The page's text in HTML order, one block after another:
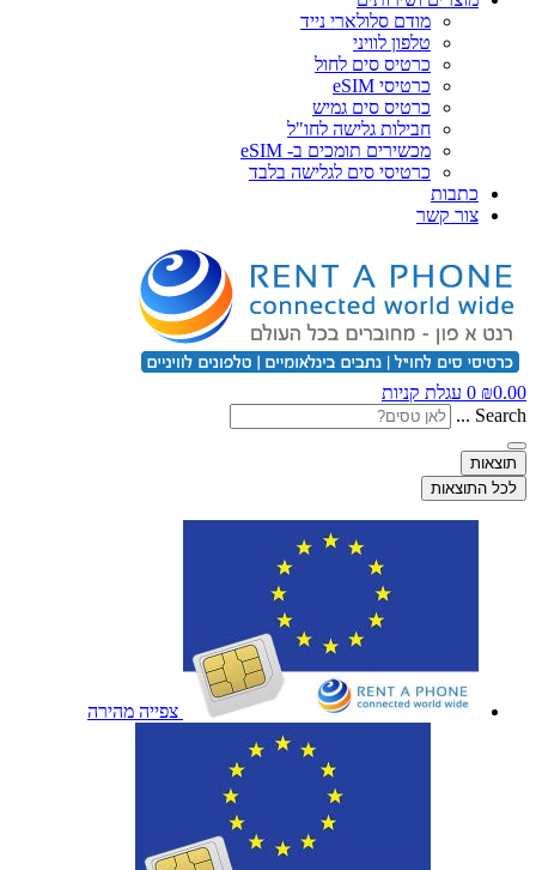
מודם סלולארי נייד
טלפון לוויני
כרטיס סים לחול
כרטיסי eSIM
כרטיס סים גמיש
חבילות גלישה לחו"ל
מכשירים תומכים ב- eSIM
כרטיסי סים לגלישה בלבד
כתבות
צור קשר
₪0.00
0 עגלת קניות
Search ...
תוצאות
לכל התוצאות
צפייה מהירה